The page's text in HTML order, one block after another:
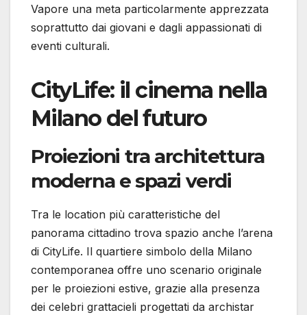
Vapore una meta particolarmente apprezzata
soprattutto dai giovani e dagli appassionati di
eventi culturali.
CityLife: il cinema nella
Milano del futuro
Proiezioni tra architettura
moderna e spazi verdi
Tra le location più caratteristiche del
panorama cittadino trova spazio anche l’arena
di CityLife. Il quartiere simbolo della Milano
contemporanea offre uno scenario originale
per le proiezioni estive, grazie alla presenza
dei celebri grattacieli progettati da archistar